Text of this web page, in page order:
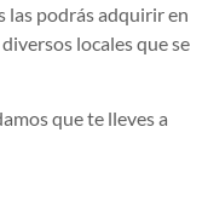
las podrás adquirir en
locales que se
que te lleves a